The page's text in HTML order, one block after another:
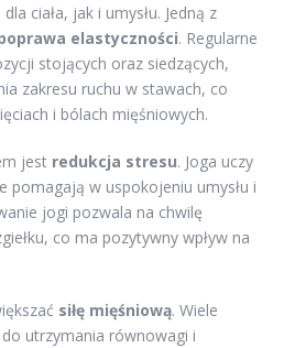
ciała, jak i umysłu. Jedną z
elastyczności. Regularne
stojących oraz siedzących,
zakresu ruchu w stawach, co
i bólach mięśniowych.
jest redukcja stresu. Joga uczy
pomagają w uspokojeniu umysłu i
jogi pozwala na chwilę
co ma pozytywny wpływ na
siłę mięśniową. Wiele
utrzymania równowagi i